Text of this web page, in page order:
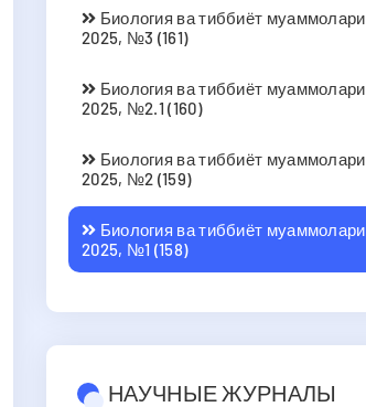
Биология ва тиббиёт муаммолари
2025, №3 (161)
Биология ва тиббиёт муаммолари
2025, №2.1 (160)
Биология ва тиббиёт муаммолари
2025, №2 (159)
Биология ва тиббиёт муаммолари
2025, №1 (158)
НАУЧНЫЕ ЖУРНАЛЫ